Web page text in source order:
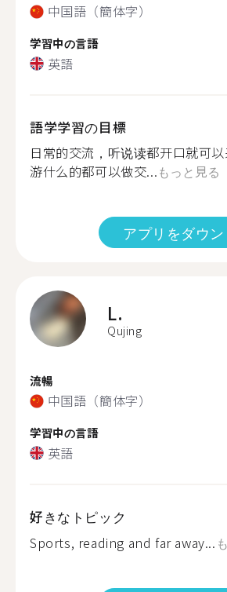
中国語（簡体字）
学習中の言語
英語
語学学習の目標
日常的交流，听说读都开口就可
游什么的都可以做交...もっと見る
アプリをダウ
L.
Qujing
流暢
中国語（簡体字）
学習中の言語
英語
好きなトピック
Sports, reading and far away...